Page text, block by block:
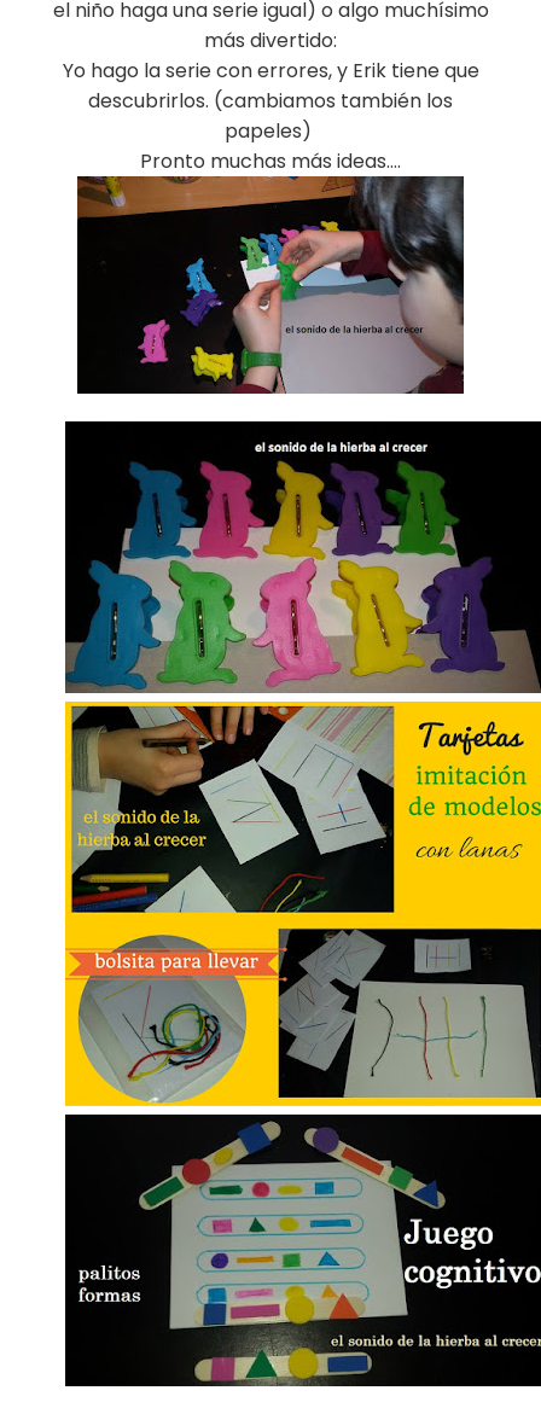
el niño haga una serie igual) o algo muchísimo
más divertido:
Yo hago la serie con errores, y Erik tiene que
descubrirlos. (cambiamos también los
papeles)
Pronto muchas más ideas….